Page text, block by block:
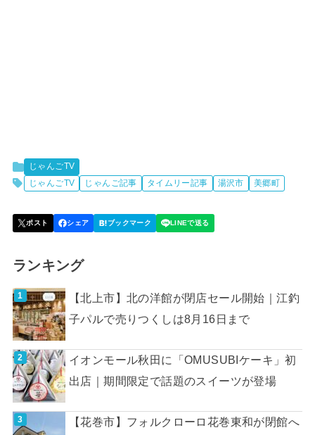
じゃんごTV
じゃんごTV
じゃんご記事 タイムリー記事 湯沢市 美郷町
ランキング
【北上市】北の洋館が閉店セール開始｜江釣
子パルで売りつくしは8月16日まで
イオンモール秋田に「OMUSUBIケーキ」初
出店｜期間限定で話題のスイーツが登場
【花巻市】フォルクローロ花巻東和が閉館へ